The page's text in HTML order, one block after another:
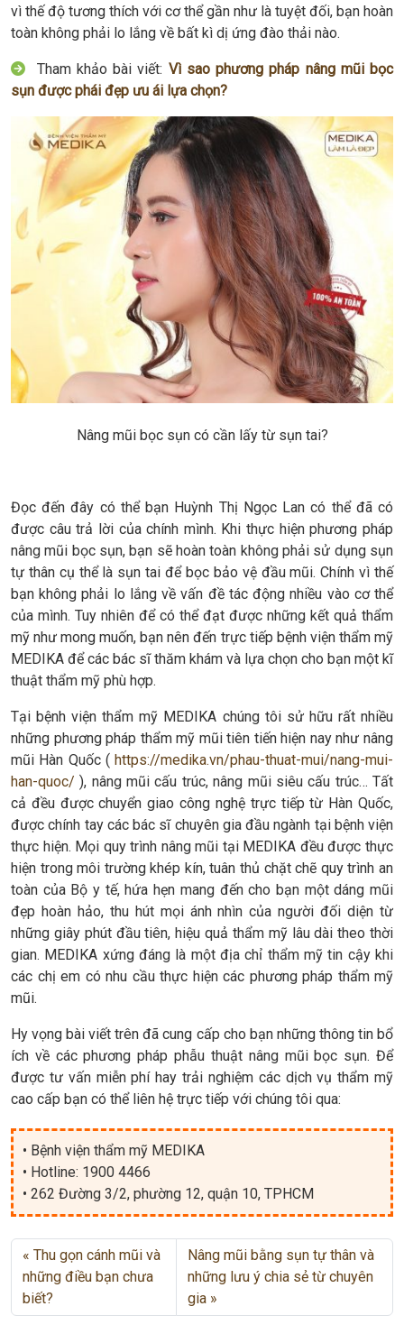
vì thế độ tương thích với cơ thể gần như là tuyệt đối, bạn hoàn
toàn không phải lo lắng về bất kì dị ứng đào thải nào.
Tham khảo bài viết: Vì sao phương pháp nâng mũi bọc
sụn được phái đẹp ưu ái lựa chọn?
Nâng mũi bọc sụn có cần lấy từ sụn tai?
Đọc đến đây có thể bạn Huỳnh Thị Ngọc Lan có thể đã có
được câu trả lời của chính mình. Khi thực hiện phương pháp
nâng mũi bọc sụn, bạn sẽ hoàn toàn không phải sử dụng sụn
tự thân cụ thể là sụn tai để bọc bảo vệ đầu mũi. Chính vì thế
bạn không phải lo lắng về vấn đề tác động nhiều vào cơ thể
của mình. Tuy nhiên để có thể đạt được những kết quả thẩm
mỹ như mong muốn, bạn nên đến trực tiếp bệnh viện thẩm mỹ
MEDIKA để các bác sĩ thăm khám và lựa chọn cho bạn một kĩ
thuật thẩm mỹ phù hợp.
Tại bệnh viện thẩm mỹ MEDIKA chúng tôi sử hữu rất nhiều
những phương pháp thẩm mỹ mũi tiên tiến hiện nay như nâng
mũi Hàn Quốc ( https://medika.vn/phau-thuat-mui/nang-mui-
han-quoc/ ), nâng mũi cấu trúc, nâng mũi siêu cấu trúc… Tất
cả đều được chuyển giao công nghệ trực tiếp từ Hàn Quốc,
được chính tay các bác sĩ chuyên gia đầu ngành tại bệnh viện
thực hiện. Mọi quy trình nâng mũi tại MEDIKA đều được thực
hiện trong môi trường khép kín, tuân thủ chặt chẽ quy trình an
toàn của Bộ y tế, hứa hẹn mang đến cho bạn một dáng mũi
đẹp hoàn hảo, thu hút mọi ánh nhìn của người đối diện từ
những giây phút đầu tiên, hiệu quả thẩm mỹ lâu dài theo thời
gian. MEDIKA xứng đáng là một địa chỉ thẩm mỹ tin cậy khi
các chị em có nhu cầu thực hiện các phương pháp thẩm mỹ
mũi.
Hy vọng bài viết trên đã cung cấp cho bạn những thông tin bổ
ích về các phương pháp phẫu thuật nâng mũi bọc sụn. Để
được tư vấn miễn phí hay trải nghiệm các dịch vụ thẩm mỹ
cao cấp bạn có thể liên hệ trực tiếp với chúng tôi qua:
• Bệnh viện thẩm mỹ MEDIKA
• Hotline: 1900 4466
• 262 Đường 3/2, phường 12, quận 10, TPHCM
Thu gọn cánh mũi và
những điều bạn chưa
biết?
Nâng mũi bằng sụn tự thân và
những lưu ý chia sẻ từ chuyên
gia